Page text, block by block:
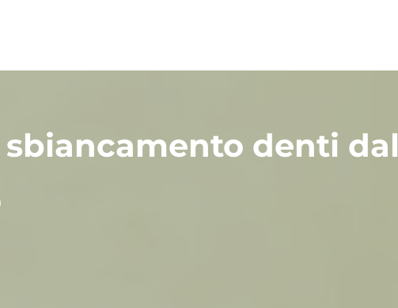
sbiancamento denti dal